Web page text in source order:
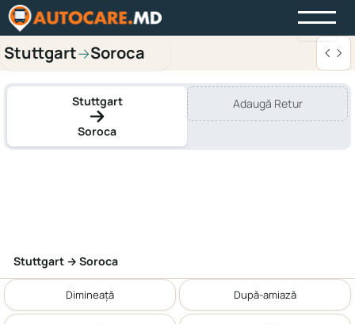
Stuttgart→Soroca
Stuttgart
Soroca
Adaugă Retur
Stuttgart → Soroca
Dimineață După-amiază